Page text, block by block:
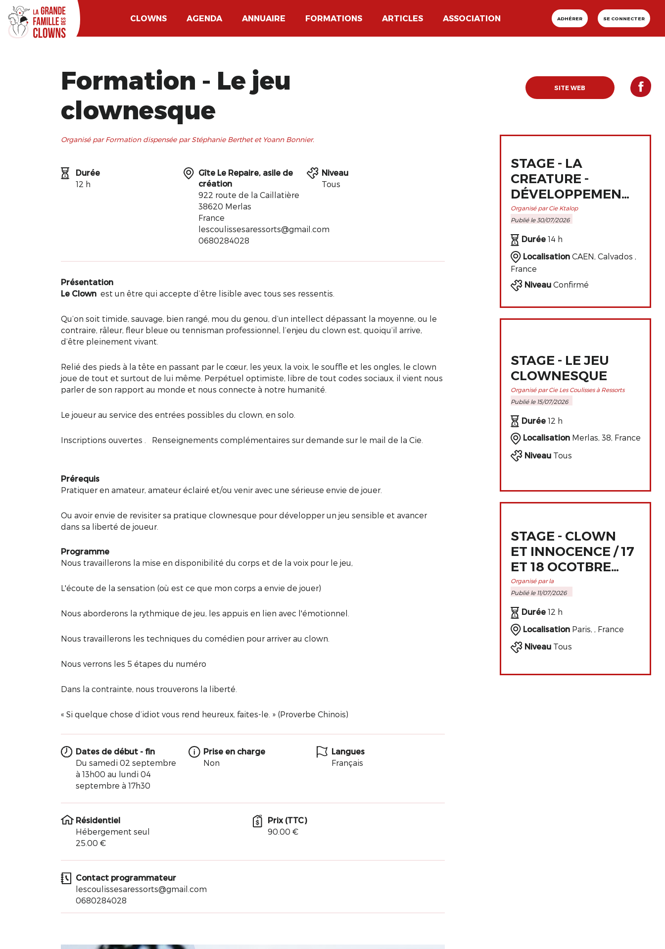
CLOWNS AGENDA ANNUAIRE FORMATIONS ARTICLES ASSOCIATION ADHÉRER SE CONNECTER
Formation - Le jeu
clownesque
Organisé par Formation dispensée par Stéphanie Berthet et Yoann Bonnier.
Durée
12 h
Gîte Le Repaire, asile de
création
922 route de la Caillatière
38620 Merlas
France
lescoulissesaressorts@gmail.com
0680284028
Niveau
Tous
Présentation
Le Clownest un être qui accepte d’être lisible avec tous ses ressentis.
Qu’on soit timide, sauvage, bien rangé, mou du genou, d’un intellect dépassant la moyenne, ou le
contraire, râleur, fleur bleue ou tennisman professionnel, l’enjeu du clown est, quoiqu’il arrive,
d’être pleinement vivant.
Relié des pieds à la tête en passant par le cœur, les yeux, la voix, le souffle et les ongles, le clown
joue de tout et surtout de lui même. Perpétuel optimiste, libre de tout codes sociaux, il vient nous
parler de son rapport au monde et nous connecte à notre humanité.
Le joueur au service des entrées possibles du clown, en solo.
Inscriptions ouvertes . Renseignements complémentaires sur demande sur le mail de la Cie.
Prérequis
Pratiquer en amateur, amateur éclairé et/ou venir avec une sérieuse envie de jouer.
Ou avoir envie de revisiter sa pratique clownesque pour développer un jeu sensible et avancer
dans sa liberté de joueur.
Programme
Nous travaillerons la mise en disponibilité du corps et de la voix pour le jeu,
L'écoute de la sensation (où est ce que mon corps a envie de jouer)
Nous aborderons la rythmique de jeu, les appuis en lien avec l'émotionnel.
Nous travaillerons les techniques du comédien pour arriver au clown.
Nous verrons les 5 étapes du numéro
Dans la contrainte, nous trouverons la liberté.
« Si quelque chose d’idiot vous rend heureux, faites-le. » (Proverbe Chinois)
Dates de début - fin
Du samedi 02 septembre
à 13h00 au lundi 04
septembre à 17h30
Prise en charge
Non
Langues
Français
Résidentiel
Hébergement seul
25.00 €
Prix (TTC)
90.00 €
Contact programmateur
lescoulissesaressorts@gmail.com
0680284028
SITE WEB
STAGE - LA
CREATURE -
DÉVELOPPEMENT
ET
PERFECTIONNEMENT
DE L'ART
CLOWNESQUE
Organisé par Cie Ktalop
Publié le 30/07/2026
Durée14 h
LocalisationCAEN, Calvados ,
France
NiveauConfirmé
STAGE - LE JEU
CLOWNESQUE
Organisé par Cie Les Coulisses à Ressorts
Publié le 15/07/2026
Durée12 h
LocalisationMerlas, 38, France
NiveauTous
STAGE - CLOWN
ET INNOCENCE / 17
ET 18 OCOTBRE
2026 À PARIS
Organisé par la
Publié le 11/07/2026
Durée12 h
LocalisationParis, , France
NiveauTous